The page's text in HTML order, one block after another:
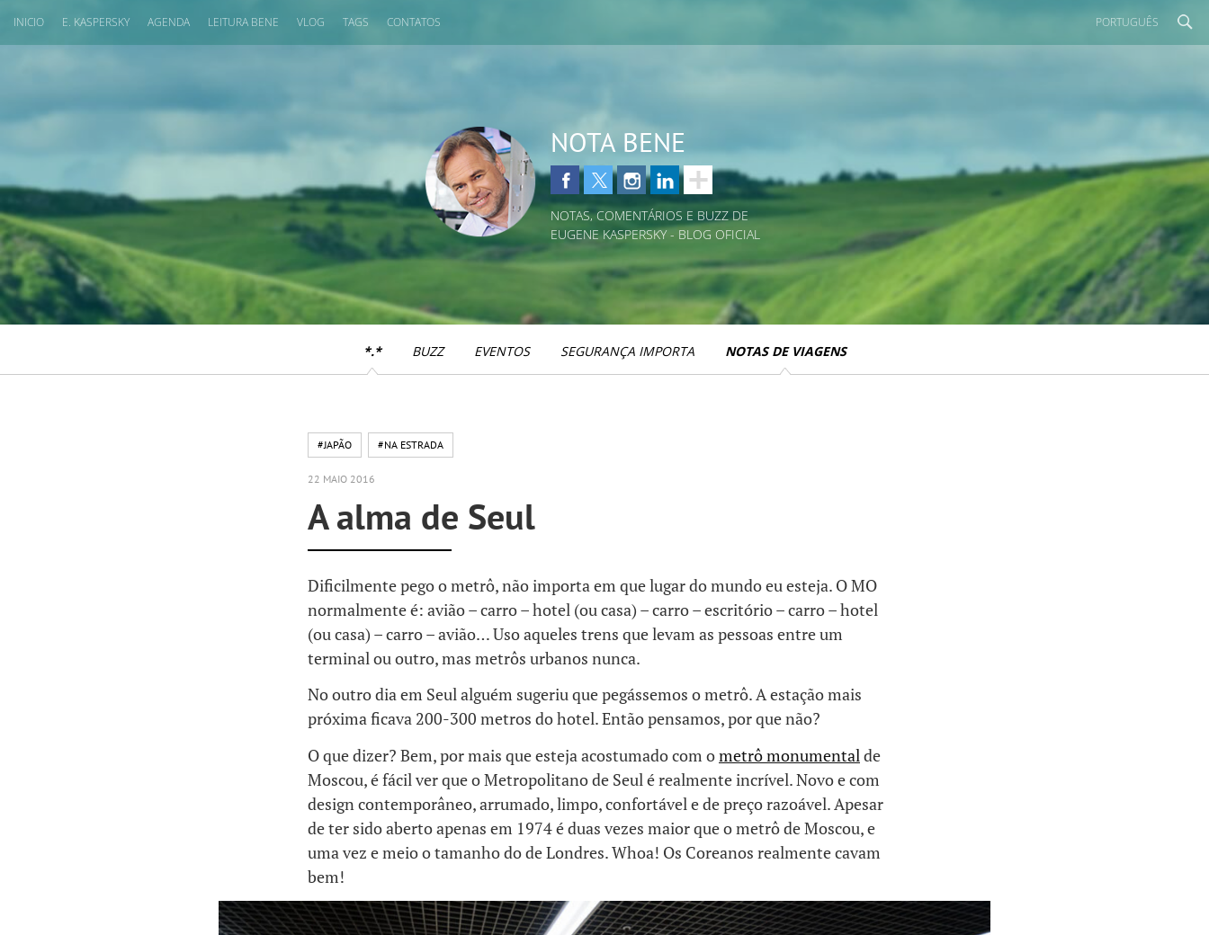
INICIO E. KASPERSKY AGENDA LEITURA BENE VLOG TAGS CONTATOS PORTUGUÊS
NOTA BENE
NOTAS, COMENTÁRIOS E BUZZ DE
EUGENE KASPERSKY - BLOG OFICIAL
*.* BUZZ EVENTOS SEGURANÇA IMPORTA NOTAS DE VIAGENS
#JAPÃO #NA ESTRADA
22 MAIO 2016
A alma de Seul
Dificilmente pego o metrô, não importa em que lugar do mundo eu esteja. O MO
normalmente é: avião – carro – hotel (ou casa) – carro – escritório – carro – hotel
(ou casa) – carro – avião… Uso aqueles trens que levam as pessoas entre um
terminal ou outro, mas metrôs urbanos nunca.
No outro dia em Seul alguém sugeriu que pegássemos o metrô. A estação mais
próxima ficava 200-300 metros do hotel. Então pensamos, por que não?
O que dizer? Bem, por mais que esteja acostumado com ometrô monumentalde
Moscou, é fácil ver que o Metropolitano de Seul é realmente incrível. Novo e com
design contemporâneo, arrumado, limpo, confortável e de preço razoável. Apesar
de ter sido aberto apenas em 1974 é duas vezes maior que o metrô de Moscou, e
uma vez e meio o tamanho do de Londres. Whoa! Os Coreanos realmente cavam
bem!